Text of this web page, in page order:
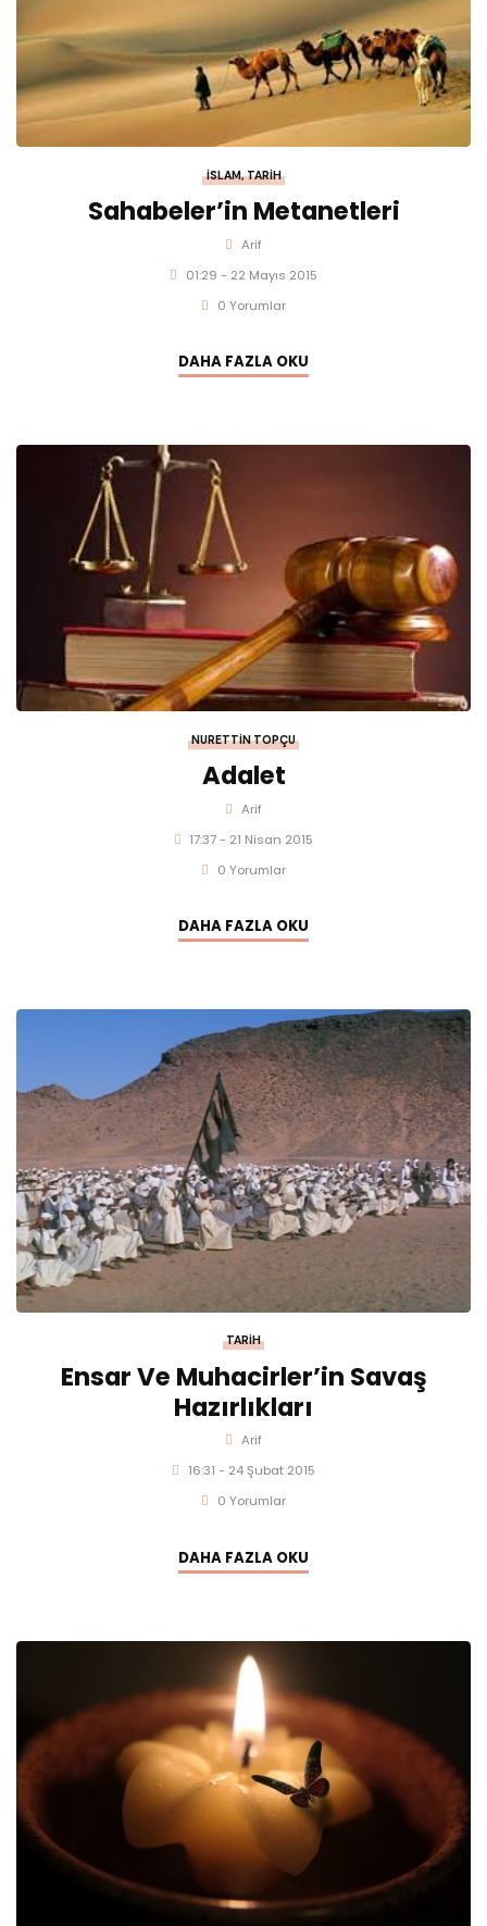
İSLAM,TARIH
Sahabeler’in Metanetleri
Arif
01:29 - 22 Mayıs 2015
0 Yorumlar
DAHA FAZLA OKU
NURETTIN TOPÇU
Adalet
Arif
17:37 - 21 Nisan 2015
0 Yorumlar
DAHA FAZLA OKU
TARIH
Ensar Ve Muhacirler’in Savaş
Hazırlıkları
Arif
16:31 - 24 Şubat 2015
0 Yorumlar
DAHA FAZLA OKU